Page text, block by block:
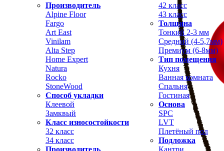
Производитель
Alpine Floor
Fargo
Art East
Vinilam
Alta Step
Home Expert
Natura
Rocko
StoneWood
Способ укладки
Клеевой
Замквый
Класс износостойкости
32 класс
34 класс
42 класс
43 класс
Толщина
Тонкий 2-3 мм
Средний (4-5,7мм)
Премиум (6-8мм)
Тип помещения
Кухня
Ванная комната
Спальня
Гостиная
Основа
SPC
LVT
Плетёный пол
Подложка
Производитель
Кантри